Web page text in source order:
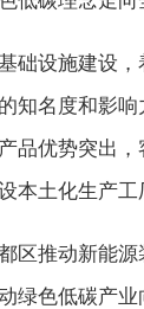
础设施建设
知名度和影
品优势突出
本土化生产
区推动新能
绿色低碳产